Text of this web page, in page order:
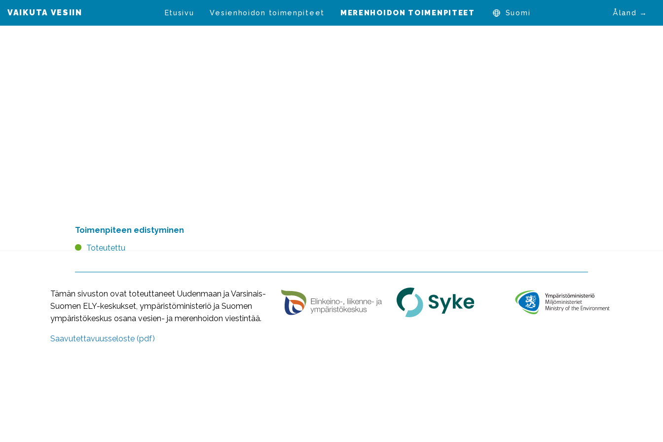
VAIKUTA VESIIN Etusivu Vesienhoidon toimenpiteet MERENHOIDON TOIMENPITEET Suomi Åland →
Toimenpiteen edistyminen
Toteutettu
Tämän sivuston ovat toteuttaneet Uudenmaan ja Varsinais-
Suomen ELY-keskukset, ympäristöministeriö ja Suomen
ympäristökeskus osana vesien- ja merenhoidon viestintää.
Saavutettavuusseloste (pdf)